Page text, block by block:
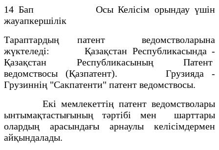
14 Бап Осы Келісім орындау үшін
жауапкершілік
Тараптардың патент ведомстволарына
жүктеледі: Қазақстан Республикасында -
Қазақстан Республикасының Патент
ведомствосы (Қазпатент). Грузияда -
Грузиннің "Сакпатенти" патент ведомствосы.
Екі мемлекеттің патент ведомстволары
ынтымақтастығының тәртібі мен шарттары
олардың арасындағы арнаулы келісімдермен
айқындалады.